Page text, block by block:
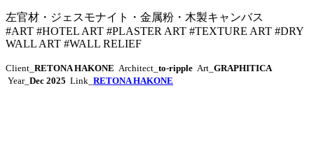
左官材・ジェスモナイト・金属粉・木製キャンバス
#ART #HOTEL ART #PLASTER ART #TEXTURE ART #DRY
WALL ART #WALL RELIEF
Client_ RETONA HAKONE Architect_ to-ripple Art_ GRAPHITICA
Year_ Dec 2025 Link_ RETONA HAKONE